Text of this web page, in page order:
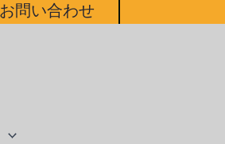
お問い合わせ